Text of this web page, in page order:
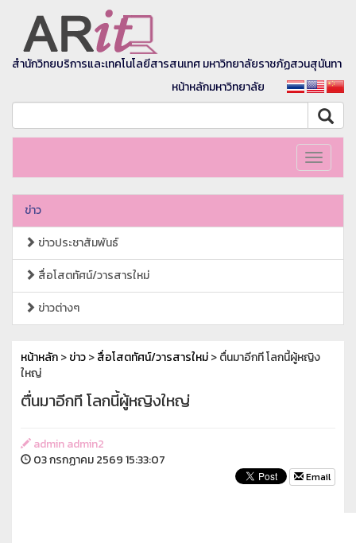
สำนักวิทยบริการและเทคโนโลยีสารสนเทศ มหาวิทยาลัยราชภัฏสวนสุนันทา
หน้าหลักมหาวิทยาลัย
Toggle
ข่าว
ข่าวประชาสัมพันธ์
สื่อโสตทัศน์/วารสารใหม่
ข่าวต่างๆ
หน้าหลัก>ข่าว>สื่อโสตทัศน์/วารสารใหม่> ตื่นมาอีกที โลกนี้ผู้หญิง
ใหญ่
ตื่นมาอีกที โลกนี้ผู้หญิงใหญ่
admin admin2
03 กรกฏาคม 2569 15:33:07
Email